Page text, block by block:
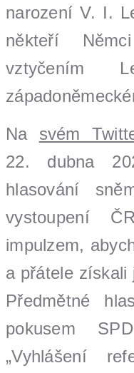
narození V. I.
někteří
vztyčením
Na svém
22. dubna
hlasování
vystoupení
impulzem,
a přátele získali
Předmětné
pokusem
„Vyhlášení